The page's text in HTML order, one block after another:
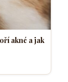
akné a jak